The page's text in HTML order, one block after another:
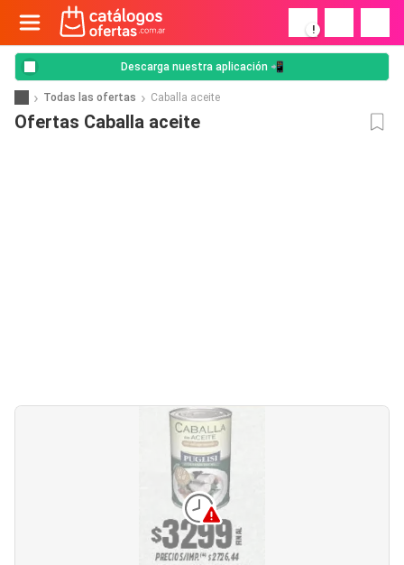
!
Descarga nuestra aplicación 📲
Todas las ofertas Caballa aceite
Ofertas Caballa aceite